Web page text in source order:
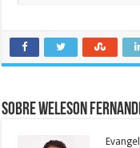
Sobre Weleson